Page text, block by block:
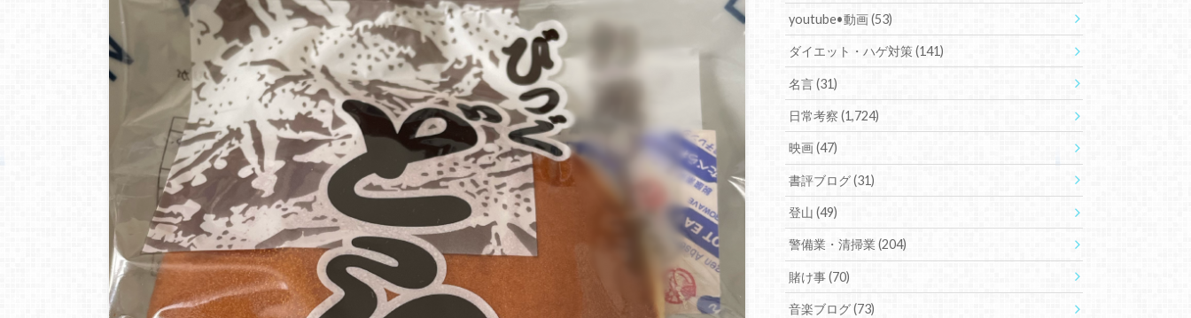
youtube•動画(53)
ダイエット・ハゲ対策(141)
名言(31)
日常考察(1,724)
映画(47)
書評ブログ(31)
登山(49)
警備業・清掃業(204)
賭け事(70)
音楽ブログ(73)